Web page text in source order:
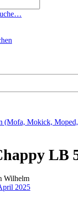
(Mofa, Mokick,
LB
Wilhelm
2025